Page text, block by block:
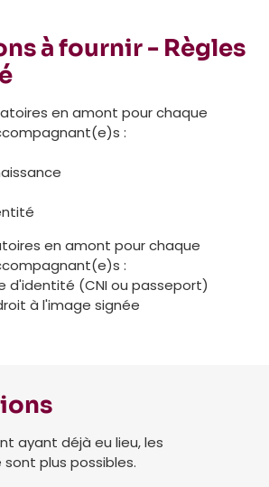
à fournir - Règles
en amont pour chaque
:
en amont pour chaque
:
d'identité (CNI ou passeport)
à l'image signée
ayant déjà eu lieu, les
plus possibles.